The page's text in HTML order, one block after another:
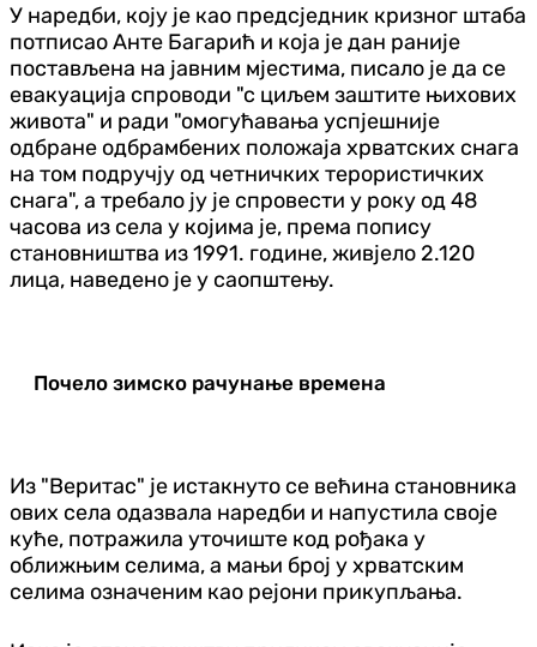
У наредби, коју је као предсједник кризног штаба
потписао Анте Багарић и која је дан раније
постављена на јавним мјестима, писало је да се
евакуација спроводи "с циљем заштите њихових
живота" и ради "омогућавања успјешније
одбране одбрамбених положаја хрватских снага
на том подручју од четничких терористичких
снага", а требало ју је спровести у року од 48
часова из села у којима је, према попису
становништва из 1991. године, живјело 2.120
лица, наведено је у саопштењу.
Почело зимско рачунање времена
Из "Веритас" је истакнуто се већина становника
ових села одазвала наредби и напустила своје
куће, потражила уточиште код рођака у
оближњим селима, а мањи број у хрватским
селима означеним као рејони прикупљања.